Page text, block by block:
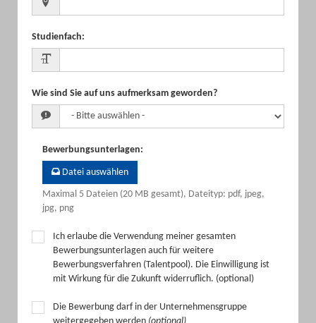
Studienfach:
Wie sind Sie auf uns aufmerksam geworden?
Bewerbungsunterlagen:
Datei auswählen
Maximal 5 Dateien (20 MB gesamt), Dateityp: pdf, jpeg,
jpg, png
Ich erlaube die Verwendung meiner gesamten
Bewerbungsunterlagen auch für weitere
Bewerbungsverfahren (Talentpool). Die Einwilligung ist
mit Wirkung für die Zukunft widerruflich. (optional)
Die Bewerbung darf in der Unternehmensgruppe